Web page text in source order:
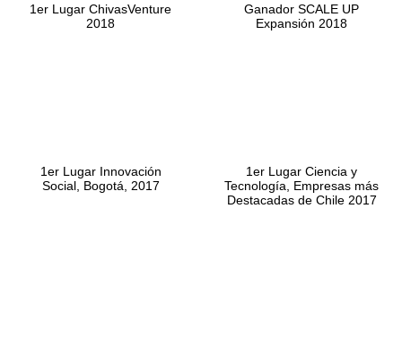
1er Lugar ChivasVenture
2018
Ganador SCALE UP
Expansión 2018
1er Lugar Innovación
Social, Bogotá, 2017
1er Lugar Ciencia y
Tecnología, Empresas más
Destacadas de Chile 2017